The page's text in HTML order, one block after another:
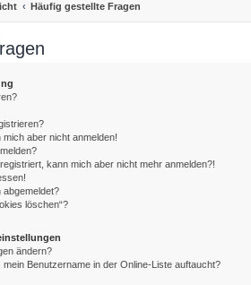
Häufig gestellte Fragen
aber nicht anmelden!
kann mich aber nicht mehr anmelden?!
abgemeldet?
löschen“?
ändern?
Benutzername in der Online-Liste auftaucht?